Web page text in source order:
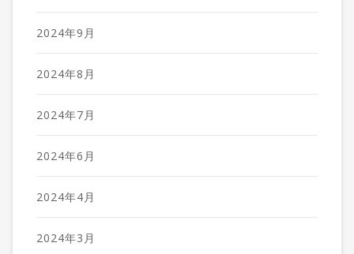
2024年9月
2024年8月
2024年7月
2024年6月
2024年4月
2024年3月